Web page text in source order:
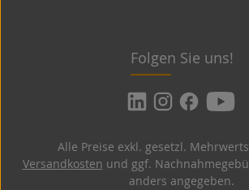
Folgen Sie uns!
Alle Preise exkl. gesetzl.
Versandkosten und ggf.
anders angegeben.